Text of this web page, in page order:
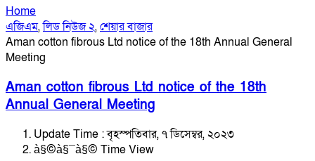
Home
এজিএম,লিড নিউজ ২,শেয়ার বাজার
Aman cotton fibrous Ltd notice of the 18th Annual General
Meeting
Aman cotton fibrous Ltd notice of the 18th
Annual General Meeting
Update Time : বৃহস্পতিবার, ৭ ডিসেম্বর, ২০২৩
à§©à§¯à§© Time View